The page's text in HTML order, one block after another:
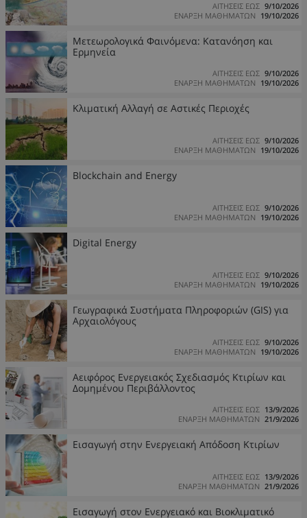
ΑΙΤΗΣΕΙΣ ΕΩΣ 9/10/2026
ΕΝΑΡΞΗ ΜΑΘΗΜΑΤΩΝ 19/10/2026
Μετεωρολογικά Φαινόμενα: Κατανόηση και
Ερμηνεία
ΑΙΤΗΣΕΙΣ ΕΩΣ 9/10/2026
ΕΝΑΡΞΗ ΜΑΘΗΜΑΤΩΝ 19/10/2026
Κλιματική Αλλαγή σε Αστικές Περιοχές
ΑΙΤΗΣΕΙΣ ΕΩΣ 9/10/2026
ΕΝΑΡΞΗ ΜΑΘΗΜΑΤΩΝ 19/10/2026
Blockchain and Energy
ΑΙΤΗΣΕΙΣ ΕΩΣ 9/10/2026
ΕΝΑΡΞΗ ΜΑΘΗΜΑΤΩΝ 19/10/2026
Digital Energy
ΑΙΤΗΣΕΙΣ ΕΩΣ 9/10/2026
ΕΝΑΡΞΗ ΜΑΘΗΜΑΤΩΝ 19/10/2026
Γεωγραφικά Συστήματα Πληροφοριών (GIS) για
Αρχαιολόγους
ΑΙΤΗΣΕΙΣ ΕΩΣ 9/10/2026
ΕΝΑΡΞΗ ΜΑΘΗΜΑΤΩΝ 19/10/2026
Αειφόρος Ενεργειακός Σχεδιασμός Κτιρίων και
Δομημένου Περιβάλλοντος
ΑΙΤΗΣΕΙΣ ΕΩΣ 13/9/2026
ΕΝΑΡΞΗ ΜΑΘΗΜΑΤΩΝ 21/9/2026
Εισαγωγή στην Ενεργειακή Απόδοση Κτιρίων
ΑΙΤΗΣΕΙΣ ΕΩΣ 13/9/2026
ΕΝΑΡΞΗ ΜΑΘΗΜΑΤΩΝ 21/9/2026
Εισαγωγή στον Ενεργειακό και Βιοκλιματικό